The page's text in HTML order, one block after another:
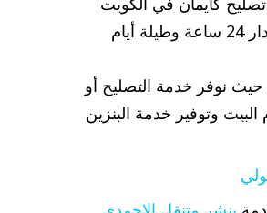
خدمتنا على مدار 24 ساعة وطيلة أيام
نوفر خدمة التصليح أو
وتوفير خدمة البنزين